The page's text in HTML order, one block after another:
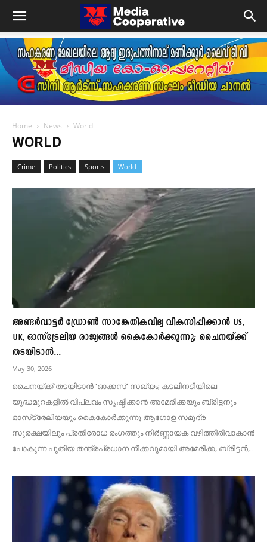
Home News World
WORLD
Crime Politics Sports World
അണ്ടർവാട്ടർ ഡ്രോൺ സാങ്കേതികവിദ്യ വികസിപ്പിക്കാൻ US,
UK, ഓസ്‌ട്രേലിയ രാജ്യങ്ങൾ കൈകോർക്കുന്നു; ചൈനയ്ക്ക്
തടയിടാൻ...
May 30, 2026
ചൈനയ്ക്ക് തടയിടാൻ 'ഓക്കസ്' സഖ്യം; കടലിനടിയിലെ
യുദ്ധമുറകളിൽ വിപ്ലവം സൃഷ്ടിക്കാൻ അമേരിക്കയും ബ്രിട്ടനും
ഓസ്‌ട്രേലിയയും കൈകോർക്കുന്നു ആഗോള സമുദ്ര
സുരക്ഷയിലും പ്രതിരോധ രംഗത്തും നിർണ്ണായക വഴിത്തിരിവാകാൻ
പോകുന്ന പുതിയ തന്ത്രപ്രധാന നീക്കവുമായി അമേരിക്ക, ബ്രിട്ടൻ,...